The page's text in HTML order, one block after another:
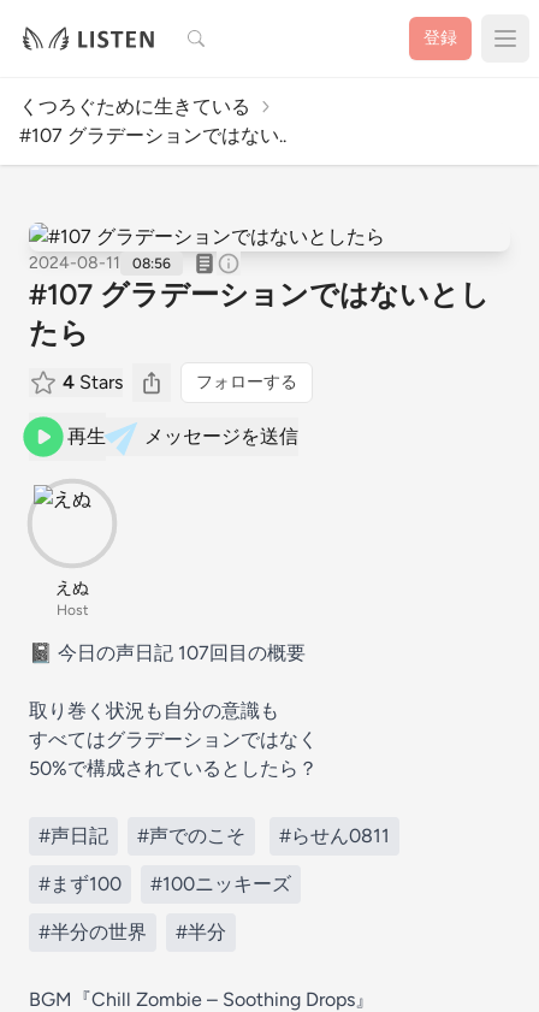
検索 登録
くつろぐために生きている
#107 グラデーションではない..
2024-08-11 08:56
#107 グラデーションではないとし
たら
4 Stars フォローする
再生 メッセージを送信
えぬ
Host
📓 今日の声日記 107回目の概要
取り巻く状況も自分の意識も
すべてはグラデーションではなく
50%で構成されているとしたら？
#声日記 #声でのこそ #らせん0811
#まず100 #100ニッキーズ
#半分の世界 #半分
BGM『Chill Zombie – Soothing Drops』